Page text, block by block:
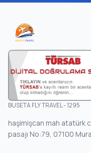
BUSETA FLY TRAVEL - 1295
haşimişcan mah atatürk
pasajı No:79, 07100